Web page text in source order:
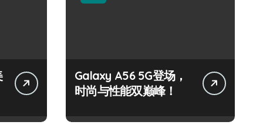
Galaxy A56 5G登场，
时尚与性能双巅峰！